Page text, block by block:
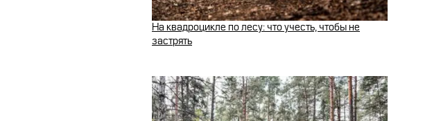
На квадроцикле по лесу: что учесть, чтобы не
застрять